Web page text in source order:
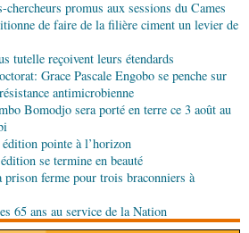
édition de la Gfac : le défi
des produits alimentaires de
: des formateurs en
9e Grande rentrée littéraire de
à l'honneur
promus aux sessions du Cames
de faire de la filière ciment un levier de
tutelle reçoivent leurs étendards
Grace Pascale Engobo se penche sur
antimicrobienne
Bomodjo sera porté en terre ce 3 août au
pointe à l’horizon
se termine en beauté
prison ferme pour trois braconniers à
65 ans au service de la Nation